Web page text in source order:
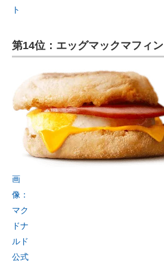
ト
第14位：エッグマックマフィン
画
像：
マク
ドナ
ルド
公式